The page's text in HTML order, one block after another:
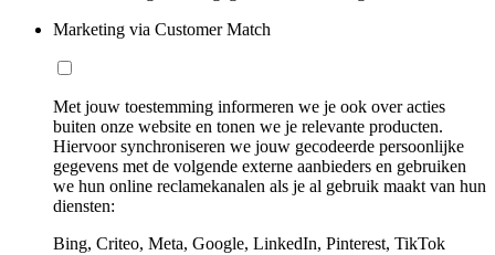
Marketing via Customer Match
Met jouw toestemming informeren we je ook over acties
buiten onze website en tonen we je relevante producten.
Hiervoor synchroniseren we jouw gecodeerde persoonlijke
gegevens met de volgende externe aanbieders en gebruiken
we hun online reclamekanalen als je al gebruik maakt van hun
diensten:
Bing, Criteo, Meta, Google, LinkedIn, Pinterest, TikTok